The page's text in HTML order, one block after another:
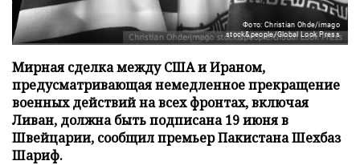
Фото: Christian Ohde/imago
stock&people/Global Look Press
Мирная сделка между США и Ираном,
предусматривающая немедленное прекращение
военных действий на всех фронтах, включая
Ливан, должна быть подписана 19 июня в
Швейцарии, сообщил премьер Пакистана Шехбаз
Шариф.